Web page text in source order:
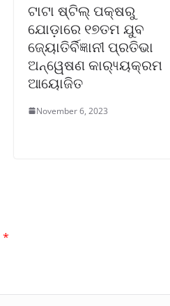
ଟାଟା ଷ୍ଟିଲ୍ ପକ୍ଷରୁ
ଯୋଡ଼ାରେ ୧୭ତମ ଯୁବ
ଜ୍ୟୋତିର୍ବିଜ୍ଞାନୀ ପ୍ରତିଭା
ଅନ୍ୱେଷଣ କାର‌୍ୟ୍ୟକ୍ରମ
ଆୟୋଜିତ
November 6, 2023
*